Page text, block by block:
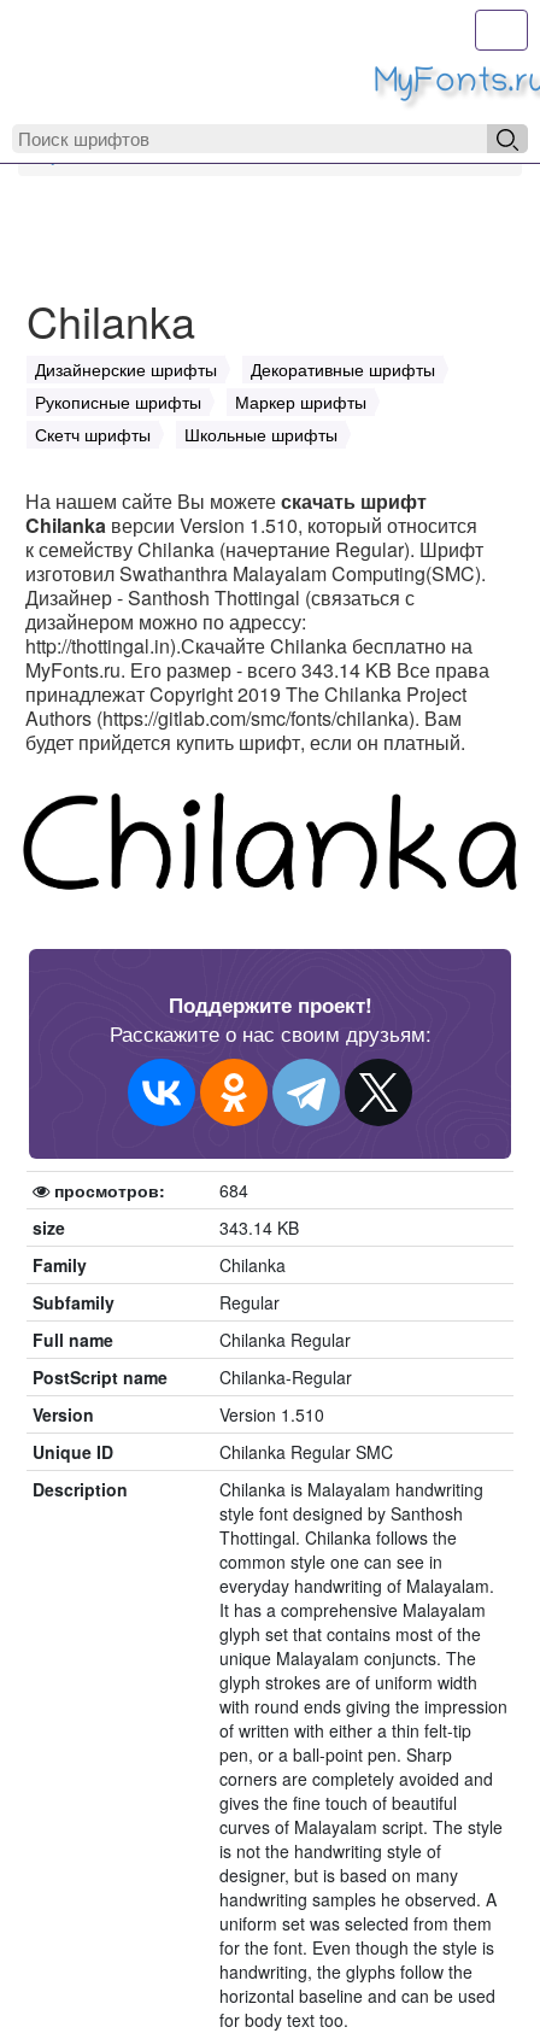
MyFonts.ru
Chilanka
Дизайнерские шрифты
Декоративные шрифты
Рукописные шрифты
Маркер шрифты
Скетч шрифты
Школьные шрифты
На нашем сайте Вы можетескачать шрифт
Chilanka версии Version 1.510, который относится
к семейству Chilanka (начертание Regular). Шрифт
изготовил Swathanthra Malayalam Computing(SMC).
Дизайнер - Santhosh Thottingal (связаться с
дизайнером можно по адрессу:
http://thottingal.in).Скачайте Chilanka бесплатно на
MyFonts.ru. Его размер - всего 343.14 KB Все права
принадлежат Copyright 2019 The Chilanka Project
Authors (https://gitlab.com/smc/fonts/chilanka). Вам
будет прийдется купить шрифт, если он платный.
Поддержите проект!
Расскажите о нас своим друзьям:
просмотров:
684
size
343.14 KB
Family
Chilanka
Subfamily
Regular
Full name
Chilanka Regular
PostScript name
Chilanka-Regular
Version
Version 1.510
Unique ID
Chilanka Regular SMC
Description
Chilanka is Malayalam handwriting
style font designed by Santhosh
Thottingal. Chilanka follows the
common style one can see in
everyday handwriting of Malayalam.
It has a comprehensive Malayalam
glyph set that contains most of the
unique Malayalam conjuncts. The
glyph strokes are of uniform width
with round ends giving the impression
of written with either a thin felt-tip
pen, or a ball-point pen. Sharp
corners are completely avoided and
gives the fine touch of beautiful
curves of Malayalam script. The style
is not the handwriting style of
designer, but is based on many
handwriting samples he observed. A
uniform set was selected from them
for the font. Even though the style is
handwriting, the glyphs follow the
horizontal baseline and can be used
for body text too.